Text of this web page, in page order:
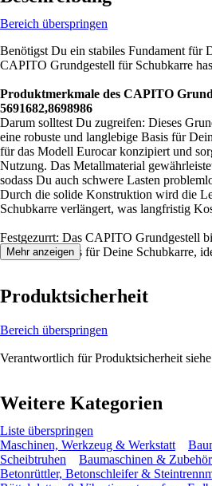
Bereich überspringen
Benötigst Du ein stabiles Fundament für
CAPITO Grundgestell für Schubkarre
Produktmerkmale des CAPITO
5691682,8698986
Darum solltest Du zugreifen: Dieses
eine robuste und langlebige Basis für
für das Modell Eurocar konzipiert und
Nutzung. Das Metallmaterial
sodass Du auch schwere Lasten
Durch die solide Konstruktion wird die
Schubkarre verlängert, was langfristig
Festgezurrt: Das CAPITO Grundgestell
langlebige Basis für Deine Schubkarre,
Mehr anzeigen
Produktsicherheit
Bereich überspringen
Verantwortlich für Produktsicherheit siehe
Weitere Kategorien
Liste überspringen
Maschinen, Werkzeug & Werkstatt
Scheibtruhen
Baumaschinen & Zubehör
Betonrüttler, Betonschleifer &